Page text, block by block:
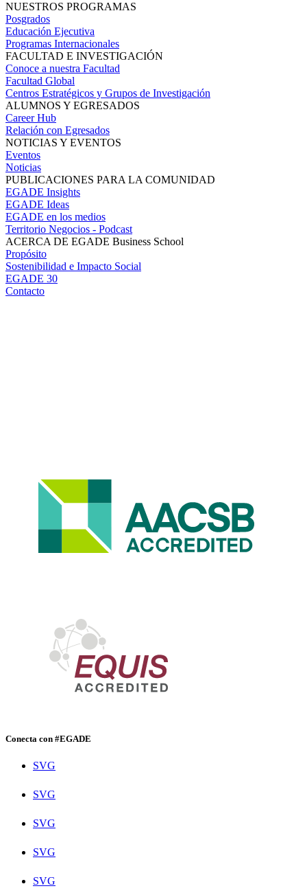
NUESTROS PROGRAMAS
Posgrados
Educación Ejecutiva
Programas Internacionales
FACULTAD E INVESTIGACIÓN
Conoce a nuestra Facultad
Facultad Global
Centros Estratégicos y Grupos de Investigación
ALUMNOS Y EGRESADOS
Career Hub
Relación con Egresados
NOTICIAS Y EVENTOS
Eventos
Noticias
PUBLICACIONES PARA LA COMUNIDAD
EGADE Insights
EGADE Ideas
EGADE en los medios
Territorio Negocios - Podcast
ACERCA DE EGADE Business School
Propósito
Sostenibilidad e Impacto Social
EGADE 30
Contacto
Conecta con #EGADE
SVG
SVG
SVG
SVG
SVG